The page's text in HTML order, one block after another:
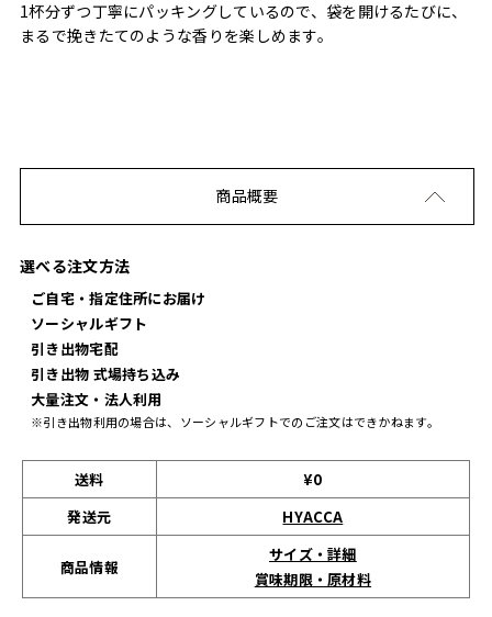
1杯分ずつ丁寧にパッキングしているので、袋を開けるたびに、
まるで挽きたてのような香りを楽しめます。
商品概要
選べる注文方法
ご自宅・指定住所にお届け
ソーシャルギフト
引き出物宅配
引き出物 式場持ち込み
大量注文・法人利用
※引き出物利用の場合は、ソーシャルギフトでのご注文はできかねます。
送料
¥0
発送元
HYACCA
商品情報
サイズ・詳細
賞味期限・原材料